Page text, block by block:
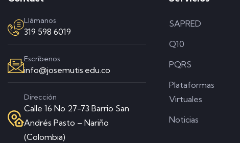
Llámanos
319 598 6019
Escríbenos
info@josemutis.edu.co
Dirección
Calle 16 No 27-73 Barrio San
Andrés Pasto – Nariño
(Colombia)
SAPRED
Q10
PQRS
Plataformas
Virtuales
Noticias